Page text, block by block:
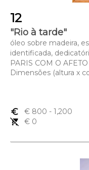
12
"Rio à tarde"
óleo sobre madeira,
identificada,
PARIS COM O
Dimensões (altura x
euro_symbol € 800 - 1,200
remove_shopping_cart
€ 0